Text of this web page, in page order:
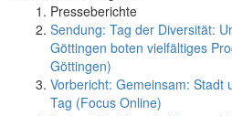
Presseberichte
Sendung: Tag der Diversität:
Göttingen boten vielfältiges
Göttingen)
Vorbericht: Gemeinsam: Stadt
Tag (Focus Online)